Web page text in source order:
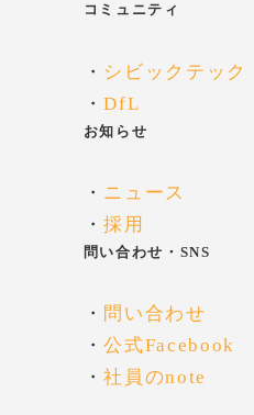
コミュニティ
・ シビックテック
・DfL
お知らせ
・ ニュース
・採用
問い合わせ・SNS
・ 問い合わせ
・公式Facebook
・社員のnote